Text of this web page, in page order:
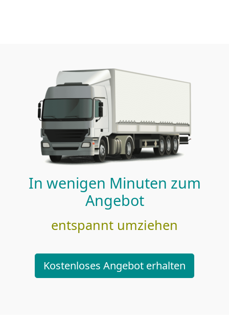
In wenigen Minuten zum
Angebot
entspannt umziehen
Kostenloses Angebot erhalten